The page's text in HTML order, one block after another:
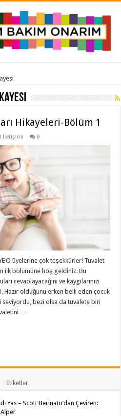
Hikayeleri-Bölüm 1
İletişimi 0
üyelerine çok teşekkürler! Tuvalet
ilk bölümüne hoş geldiniz. Bu
cevaplayacağını ve kaygılarınızı
olduğunu erken belli eden çocuk
seviyordu, bezi olsa da tuvalete biri
…
Etiketler
Yas – Scott Berinato’dan Çeviren:
Alper